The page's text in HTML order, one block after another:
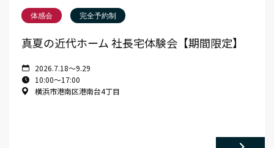
体感会 完全予約制
真夏の近代ホーム 社長宅体験会【期間限定】
2026.7.18～9.29
10:00〜17:00
横浜市港南区港南台4丁目